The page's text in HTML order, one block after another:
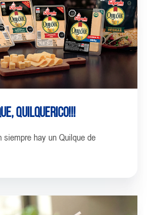
QuilqueRico!!!
siempre hay un Quilque de